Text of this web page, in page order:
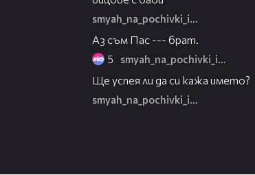
smyah_na_pochivki_igra
Аз съм Пас --- брат.
5 smyah_na_pochivki_igra
Ще успея ли да си кажа името?
smyah_na_pochivki_igra